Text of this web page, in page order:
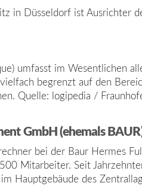
in Düsseldorf ist Ausrichter
umfasst im Wesentlichen
begrenzt auf den
Quelle: logipedia /
GmbH (ehemals
bei der Baur Hermes
Mitarbeiter. Seit
Hauptgebäude des